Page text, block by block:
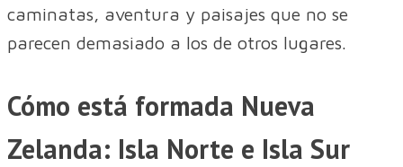
caminatas, aventura y paisajes que no se
parecen demasiado a los de otros lugares.
Cómo está formada Nueva
Zelanda: Isla Norte e Isla Sur